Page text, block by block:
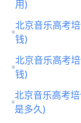
用)
北京音乐高考
钱)
北京音乐高考
钱)
北京音乐高考
是多久)